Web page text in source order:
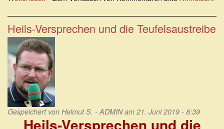
neoliberale
Aktivierungs-
und
Arbeitszwangregime
der
EU-
Kommission
Heils-Versprechen und die Teufelsaustreibe
Gespeichert von Helmut S. - ADMINam 21. Juni 2019 - 8:39